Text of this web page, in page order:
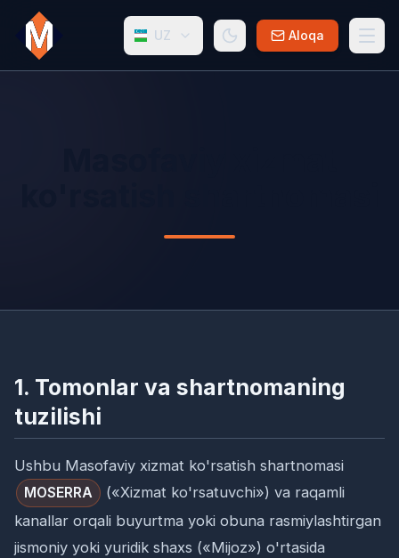
UZ Aloqa
1. Tomonlar va shartnomaning
tuzilishi
Ushbu Masofaviy xizmat ko'rsatish shartnomasi
MOSERRA
(«Xizmat ko'rsatuvchi») va raqamli
kanallar orqali buyurtma yoki obuna rasmiylashtirgan
jismoniy yoki yuridik shaxs («Mijoz») o'rtasida